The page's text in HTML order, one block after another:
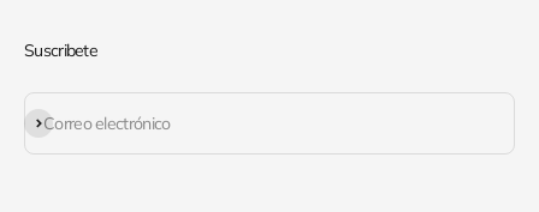
Suscribete
Correo electrónico
Suscribirse